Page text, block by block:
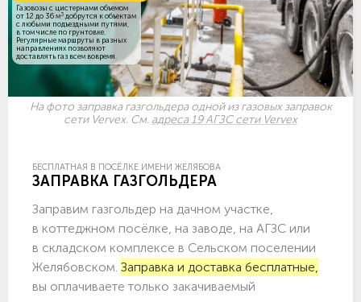
Газовозы с цистернами объемом
от 12 до 36 м3 добрутся к объектам
c любыми подъездными путями,
в том числе по грунтовке.
Регулярные маршруты в разных
направлениях позволяют
доставлять газ всем вовремя.
На фото заправка газгольдера одной из газовых заправок
сети Vervex. См. адреса 19 АГЗС сети Vervex
БЕСПЛАТНАЯ В ПОСЁЛКЕ ИМЕНИ ЖЕЛЯБОВА
ЗАПРАВКА ГАЗГОЛЬДЕРА
Заправим газгольдер на дачном участке,
в коттеджном посёлке, на заводе, на АГЗС или
в складском комплексе в Сельском поселении
Желябовском. Заправка и доставка бесплатные,
вы оплачиваете только закачиваемый